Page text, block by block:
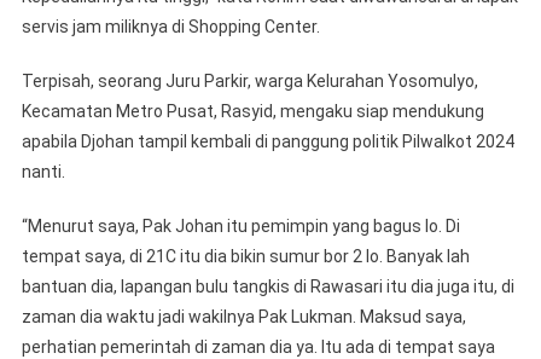
servis jam miliknya di Shopping Center.
Terpisah, seorang Juru Parkir, warga Kelurahan Yosomulyo,
Kecamatan Metro Pusat, Rasyid, mengaku siap mendukung
apabila Djohan tampil kembali di panggung politik Pilwalkot 2024
nanti.
“Menurut saya, Pak Johan itu pemimpin yang bagus lo. Di
tempat saya, di 21C itu dia bikin sumur bor 2 lo. Banyak lah
bantuan dia, lapangan bulu tangkis di Rawasari itu dia juga itu, di
zaman dia waktu jadi wakilnya Pak Lukman. Maksud saya,
perhatian pemerintah di zaman dia ya. Itu ada di tempat saya